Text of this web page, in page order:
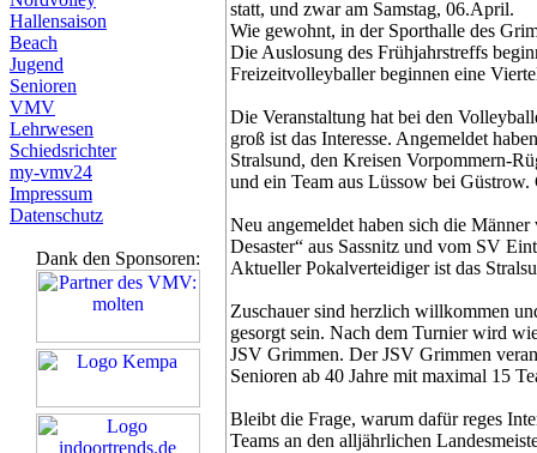
Hallensaison
Beach
Jugend
Senioren
VMV
Lehrwesen
Schiedsrichter
my-vmv24
Impressum
Datenschutz
Dank den Sponsoren:
statt, und zwar am Samstag, 06.April.
Wie gewohnt, in der Sporthalle des
Die Auslosung des Frühjahrstreffs
Freizeitvolleyballer beginnen eine
Die Veranstaltung hat bei den
groß ist das Interesse. Angemeldet
Stralsund, den Kreisen Vorpommern-
und ein Team aus Lüssow bei
Neu angemeldet haben sich die
Desaster“ aus Sassnitz und vom SV
Aktueller Pokalverteidiger ist das
Zuschauer sind herzlich willkommen
gesorgt sein. Nach dem Turnier wird
JSV Grimmen. Der JSV Grimmen
Senioren ab 40 Jahre mit maximal 15
Bleibt die Frage, warum dafür reges
Teams an den alljährlichen